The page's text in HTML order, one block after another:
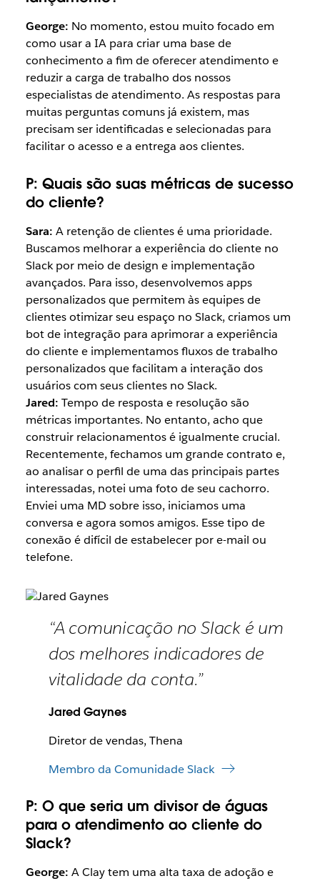
George: No momento, estou muito focado em
como usar a IA para criar uma base de
conhecimento a fim de oferecer atendimento e
reduzir a carga de trabalho dos nossos
especialistas de atendimento. As respostas para
muitas perguntas comuns já existem, mas
precisam ser identificadas e selecionadas para
facilitar o acesso e a entrega aos clientes.
P: Quais são suas métricas de sucesso
do cliente?
Sara: A retenção de clientes é uma prioridade.
Buscamos melhorar a experiência do cliente no
Slack por meio de design e implementação
avançados. Para isso, desenvolvemos apps
personalizados que permitem às equipes de
clientes otimizar seu espaço no Slack, criamos um
bot de integração para aprimorar a experiência
do cliente e implementamos fluxos de trabalho
personalizados que facilitam a interação dos
usuários com seus clientes no Slack.
Jared: Tempo de resposta e resolução são
métricas importantes. No entanto, acho que
construir relacionamentos é igualmente crucial.
Recentemente, fechamos um grande contrato e,
ao analisar o perfil de uma das principais partes
interessadas, notei uma foto de seu cachorro.
Enviei uma MD sobre isso, iniciamos uma
conversa e agora somos amigos. Esse tipo de
conexão é difícil de estabelecer por e-mail ou
telefone.
“A comunicação no Slack é um
dos melhores indicadores de
vitalidade da conta.”
Jared Gaynes
Diretor de vendas, Thena
Membro da Comunidade Slack
P: O que seria um divisor de águas
para o atendimento ao cliente do
Slack?
George: A Clay tem uma alta taxa de adoção e